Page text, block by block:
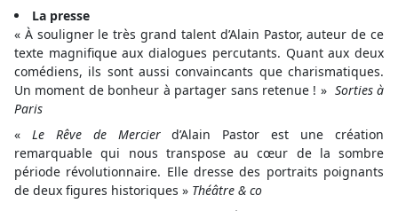
La presse
« À souligner le très grand talent d’Alain Pastor, auteur de ce
texte magnifique aux dialogues percutants. Quant aux deux
comédiens, ils sont aussi convaincants que charismatiques.
Un moment de bonheur à partager sans retenue ! » Sorties à
Paris
« Le Rêve de Mercierd’Alain Pastor est une création
remarquable qui nous transpose au cœur de la sombre
période révolutionnaire. Elle dresse des portraits poignants
de deux figures historiques » Théâtre & co